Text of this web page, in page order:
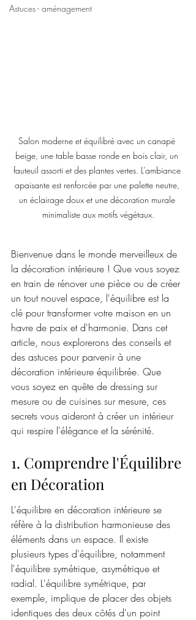
Astuces - aménagement
Salon moderne et équilibré avec un canapé
beige, une table basse ronde en bois clair, un
fauteuil assorti et des plantes vertes. L’ambiance
apaisante est renforcée par une palette neutre,
un éclairage doux et une décoration murale
minimaliste aux motifs végétaux.
Bienvenue dans le monde merveilleux de
la décoration intérieure ! Que vous soyez
en train de rénover une pièce ou de créer
un tout nouvel espace, l'équilibre est la
clé pour transformer votre maison en un
havre de paix et d'harmonie. Dans cet
article, nous explorerons des conseils et
des astuces pour parvenir à une
décoration intérieure équilibrée. Que
vous soyez en quête de dressing sur
mesure ou de cuisines sur mesure, ces
secrets vous aideront à créer un intérieur
qui respire l'élégance et la sérénité.
1. Comprendre l'Équilibre
en Décoration
L'équilibre en décoration intérieure se
réfère à la distribution harmonieuse des
éléments dans un espace. Il existe
plusieurs types d'équilibre, notamment
l'équilibre symétrique, asymétrique et
radial. L'équilibre symétrique, par
exemple, implique de placer des objets
identiques des deux côtés d'un point